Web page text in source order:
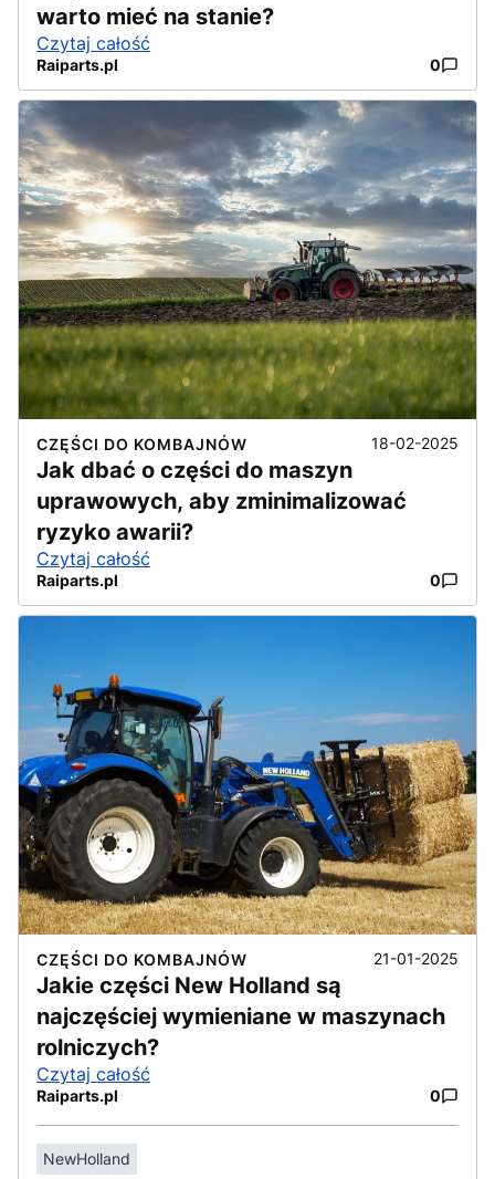
warto mieć na stanie?
Czytaj całość
Raiparts.pl 0
CZĘŚCI DO KOMBAJNÓW 18-02-2025
Jak dbać o części do maszyn
uprawowych, aby zminimalizować
ryzyko awarii?
Czytaj całość
Raiparts.pl 0
CZĘŚCI DO KOMBAJNÓW 21-01-2025
Jakie części New Holland są
najczęściej wymieniane w maszynach
rolniczych?
Czytaj całość
Raiparts.pl 0
NewHolland